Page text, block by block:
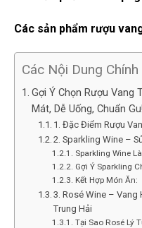
Các sản phẩm rượu
Các Nội Dung Chính
Gợi Ý Chọn Rượu Vang
Mát, Dễ Uống, Chuẩn Gu!
1. Đặc Điểm Rượu
2. Sparkling Wine –
Sparkling Wine
Gợi Ý Sparkling
Kết Hợp Món Ăn:
3. Rosé Wine – Vang
Trung Hải
Tại Sao Rosé Lý